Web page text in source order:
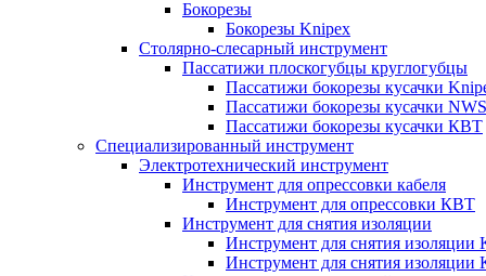
Бокорезы
Бокорезы Knipex
Столярно-слесарный инструмент
Пассатижи плоскогубцы круглогубцы
Пассатижи бокорезы кусачки
Пассатижи бокорезы кусачки NWS
Пассатижи бокорезы кусачки КВТ
Специализированный инструмент
Электротехнический инструмент
Инструмент для опрессовки кабеля
Инструмент для опрессовки КВТ
Инструмент для снятия изоляции
Инструмент для снятия изоляции
Инструмент для снятия